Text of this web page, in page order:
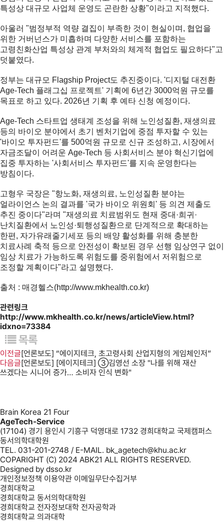
특성상 대규모 사업체 운영도 곤란한 상황"이라고 지적했다.
아울러 "범정부적 역량 결집이 부족한 것이 현실이며, 협업을
위한 거버넌스가 미흡하며 다양한 서비스를 포함하는
고령친화산업 특성상 관계 부처와의 체계적 협업도 필요하다"고
덧붙였다.
정부는 대규모 Flagship Project도 추진중이다. '디지털 대전환
Age-Tech 플래그십 프로젝트' 기획에 6년간 3000억원 규모를
목표로 하고 있다. 2026년 기획 후 예타 신청 예정이다.
Age-Tech 스타트업 생태계 조성을 위해 노인성질환, 재생의료
등의 바이오 분야에서 초기 벤처기업에 중점 투자할 수 있는
'바이오 투자펀드'를 500억원 규모로 신규 조성하고, 시장에서
자금조달이 어려운 Age-Tech 등 사회서비스 분야 혁신기업에
집중 투자하는 '사회서비스 투자펀드'를 지속 운영한다는
방침이다.
고형우 국장은 "항노화, 재생의료, 노인성질환 분야는
얼라이언스 논의 결과를 '국가 바이오 위원회' 등 의견 제출도
추진 중이다"라며 "재생의료 치료범위도 현재 중대·희귀·
난치질환에서 노인성·퇴행성질환으로 단계적으로 확대하는
한편, 자가유래줄기세포 등의 배양 활성화를 위해 충분한
치료사례 축적 등으로 안전성이 확보된 경우 선행 임상연구 없이
임상 치료가 가능하도록 위험도를 중위험에서 저위험으로
조정할 계획이다"라고 설명했다.
출처 : 매경헬스(http://www.mkhealth.co.kr)
관련링크
http://www.mkhealth.co.kr/news/articleView.html?
idxno=73384
목록
이전글[언론보도] “에이지테크, 초고령사회 산업지형의 게임체인저”
다음글[언론보도] [에이지테크] ③김영선 소장 "나를 위해 재산
쓰겠다는 시니어 증가… 소비자 인식 변화"
Brain Korea 21 Four
AgeTech-Service
(17104) 경기 용인시 기흥구 덕영대로 1732 경희대학교 국제캠퍼스
동서의학대학원
TEL. 031-201-2748 / E-MAIL. bk_agetech@khu.ac.kr
COPARIGHT (C) 2024 ABK21 ALL RIGHTS RESERVED.
Designed by dsso.kr
개인정보정책 이용약관 이메일무단수집거부
경희대학교
경희대학교 동서의학대학원
경희대학교 전자정보대학 전자공학과
경희대학교 의과대학